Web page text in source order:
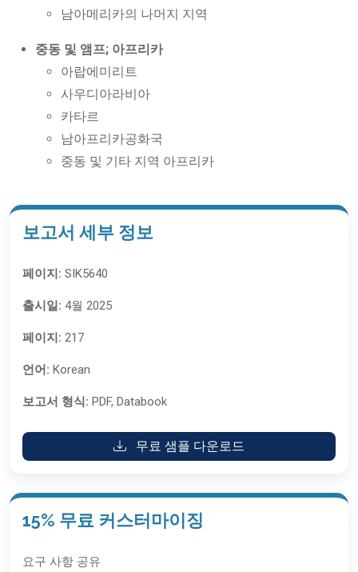
남아메리카의 나머지 지역
중동 및 앰프; 아프리카
아랍에미리트
사우디아라비아
카타르
남아프리카공화국
중동 및 기타 지역 아프리카
보고서 세부 정보
페이지: SIK5640
출시일: 4월 2025
페이지: 217
언어: Korean
보고서 형식: PDF, Databook
무료 샘플 다운로드
15% 무료 커스터마이징
요구 사항 공유